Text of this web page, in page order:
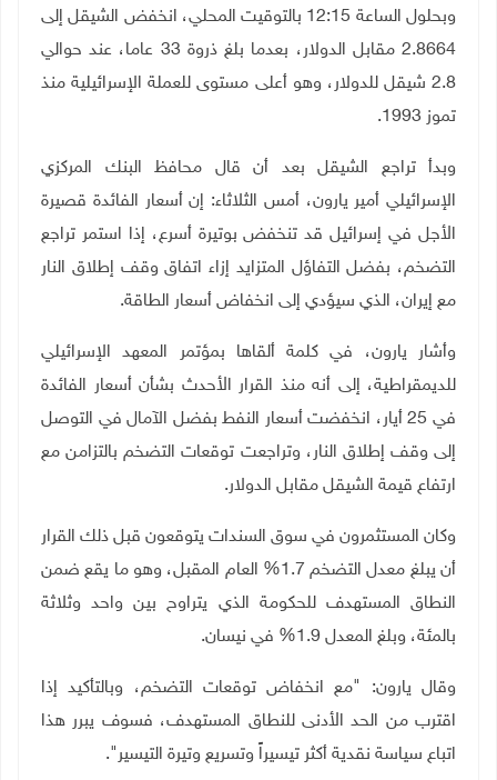
وبحلول الساعة 12:15 بالتوقيت المحلي، انخفض الشيقل إلى
2.8664 مقابل الدولار، بعدما بلغ ذروة 33 عاما، عند حوالي
2.8 شيقل للدولار، وهو أعلى مستوى للعملة الإسرائيلية منذ
تموز 1993.
وبدأ تراجع الشيقل بعد أن قال محافظ البنك المركزي
الإسرائيلي أمير يارون، أمس الثلاثاء: إن أسعار الفائدة قصيرة
الأجل في إسرائيل قد تنخفض بوتيرة أسرع، إذا ‌استمر تراجع
التضخم، بفضل التفاؤل المتزايد إزاء اتفاق وقف إطلاق النار
مع إيران، الذي سيؤدي إلى انخفاض أسعار الطاقة.
وأشار يارون، في كلمة ألقاها بمؤتمر المعهد الإسرائيلي
للديمقراطية، إلى أنه منذ القرار الأحدث بشأن أسعار الفائدة
في 25 أيار، انخفضت أسعار النفط بفضل الآمال في التوصل
إلى وقف إطلاق النار، وتراجعت توقعات التضخم بالتزامن مع
ارتفاع قيمة الشيقل مقابل الدولار.
وكان المستثمرون في سوق السندات يتوقعون قبل ذلك القرار
أن يبلغ معدل التضخم 1.7% العام المقبل، وهو ما يقع ضمن
النطاق المستهدف للحكومة الذي يتراوح بين واحد وثلاثة
بالمئة، وبلغ المعدل 1.9% في نيسان.
وقال يارون: "مع انخفاض توقعات التضخم، وبالتأكيد إذا
اقترب من الحد الأدنى للنطاق المستهدف، فسوف يبرر هذا
اتباع سياسة نقدية أكثر تيسيراً وتسريع وتيرة التيسير".